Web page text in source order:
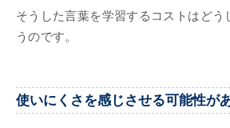
そうした言葉を学習するコストはどう
うのです。
使いにくさを感じさせる可能性が